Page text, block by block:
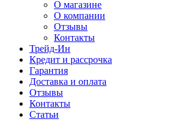
О магазине
О компании
Отзывы
Контакты
Трейд-Ин
Кредит и рассрочка
Гарантия
Доставка и оплата
Отзывы
Контакты
Статьи